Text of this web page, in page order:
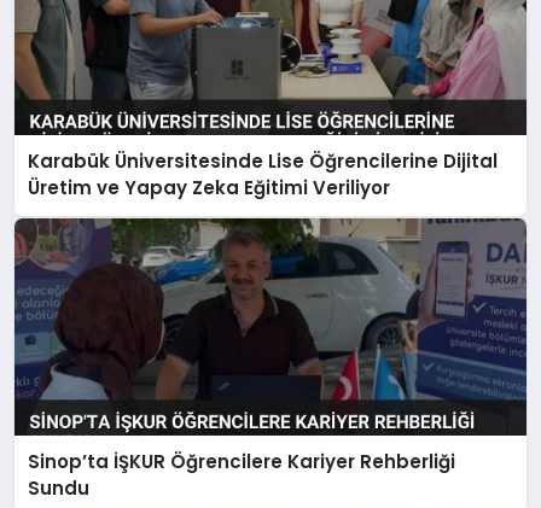
Karabük Üniversitesinde Lise Öğrencilerine Dijital
Üretim ve Yapay Zeka Eğitimi Veriliyor
Sinop’ta İŞKUR Öğrencilere Kariyer Rehberliği
Sundu